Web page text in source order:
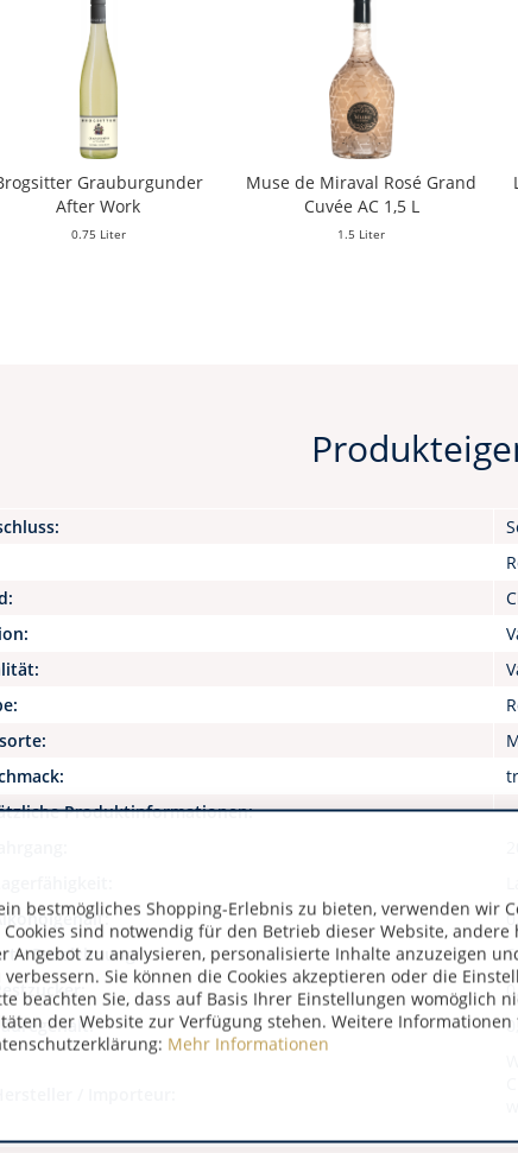
Grauburgunder
After Work
0.75 Liter
Muse de Miraval Rosé Grand
Cuvée AC 1,5 L
1.5 Liter
Produktinformationen:
/ Bezeichnung:
bestmögliches Shopping-Erlebnis zu bieten, verwenden wir
sind notwendig für den Betrieb dieser Website, andere
Angebot zu analysieren, personalisierte Inhalte anzuzeigen
verbessern. Sie können die Cookies akzeptieren oder die
beachten Sie, dass auf Basis Ihrer Einstellungen womöglich
der Website zur Verfügung stehen. Weitere Informationen
Mehr Informationen